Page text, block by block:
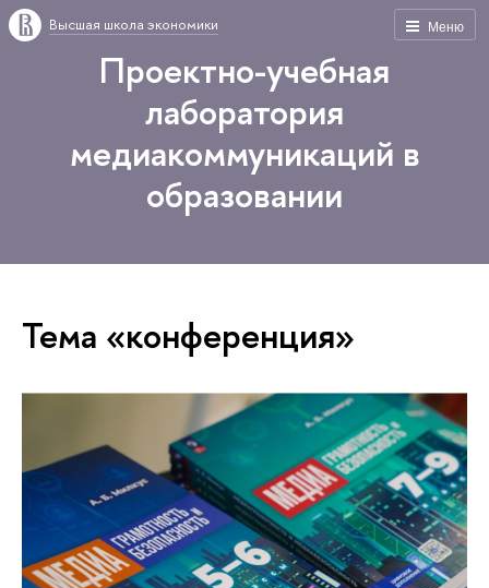
Меню
Высшая школа экономики
Проектно-учебная
лаборатория
медиакоммуникаций в
образовании
Тема «конференция»